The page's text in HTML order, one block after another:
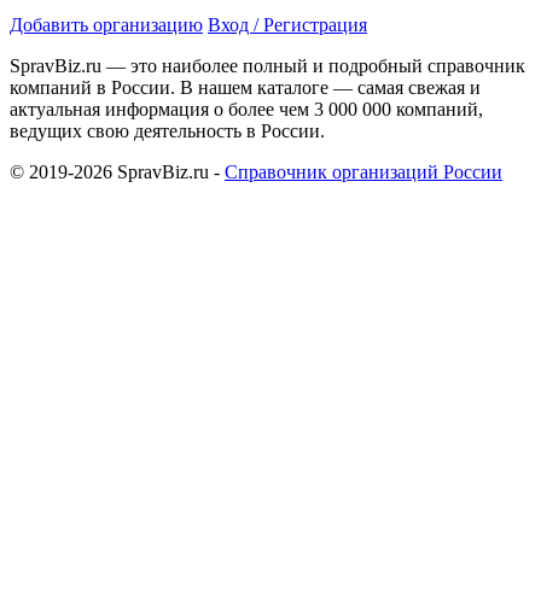
Добавить организацию Вход / Регистрация
SpravBiz.ru — это наиболее полный и подробный справочник
компаний в России. В нашем каталоге — самая свежая и
актуальная информация о более чем 3 000 000 компаний,
ведущих свою деятельность в России.
© 2019-2026 SpravBiz.ru - Справочник организаций России